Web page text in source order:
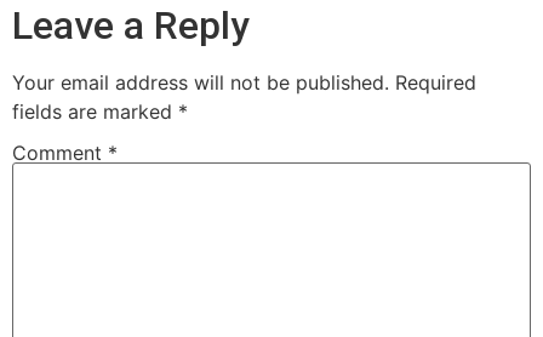
Leave a Reply
Your email address will not be published. Required
fields are marked *
Comment *